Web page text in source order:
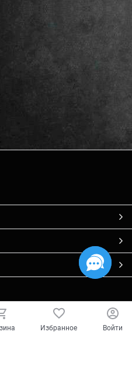
Избранное Войти